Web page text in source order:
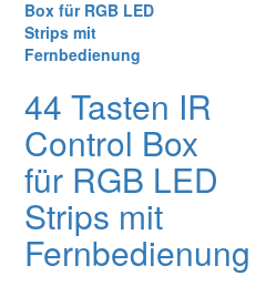
44 Tasten IR
Control Box
für RGB LED
Strips mit
Fernbedienung